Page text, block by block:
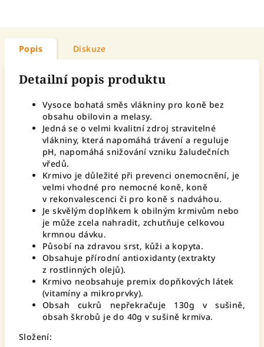
Popis Diskuze
Detailní popis produktu
Vysoce bohatá směs vlákniny pro koně bez
obsahu obilovin a melasy.
Jedná se o velmi kvalitní zdroj stravitelné
vlákniny, která napomáhá trávení a reguluje
pH, napomáhá snižování vzniku žaludečních
vředů.
Krmivo je důležité při prevenci onemocnění, je
velmi vhodné pro nemocné koně, koně
v rekonvalescenci či pro koně s nadváhou.
Je skvělým doplňkem k obilným krmivům nebo
je může zcela nahradit, zchutňuje celkovou
krmnou dávku.
Působí na zdravou srst, kůži a kopyta.
Obsahuje přírodní antioxidanty (extrakty
z rostlinných olejů).
Krmivo neobsahuje premix dopňkových látek
(vitamíny a mikroprvky).
Obsah cukrů nepřekračuje 130g v sušině,
obsah škrobů je do 40g v sušině krmiva.
Složení: